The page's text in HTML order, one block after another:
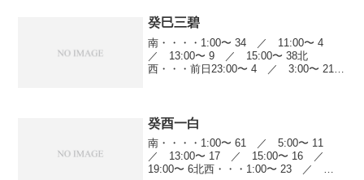
癸巳三碧
南・・・・1:00〜 34 ／ 11:00〜 4
／ 13:00〜 9 ／ 15:00〜 38北
西・・・前日23:00〜 4 ／ 3:00〜 21
癸酉一白
南・・・・1:00〜 61 ／ 5:00〜 11
／ 13:00〜 17 ／ 15:00〜 16 ／
19:00〜 6北西・・・1:00〜 23 ／